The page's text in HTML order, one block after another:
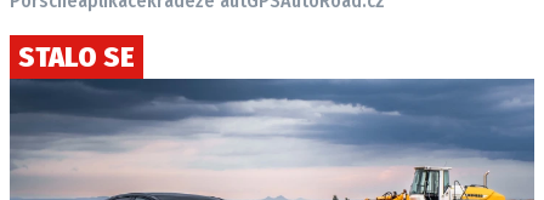
STALO SE